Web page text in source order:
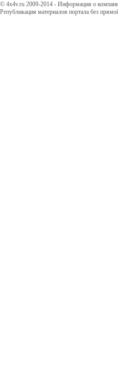
© 4x4v.ru 2009-2014 - Информация о
Републикация материалов портала без